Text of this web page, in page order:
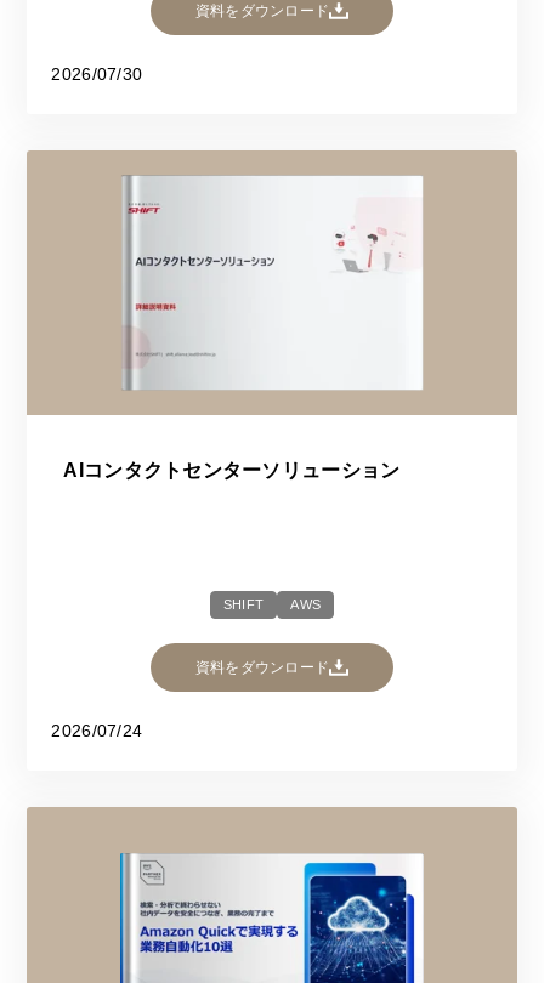
資料をダウンロード
2026/07/30
AIコンタクトセンターソリューション
SHIFT AWS
資料をダウンロード
2026/07/24